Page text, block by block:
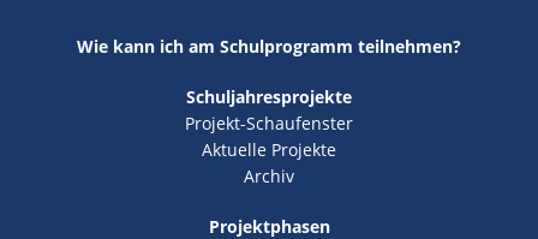
Wie kann ich am Schulprogramm teilnehmen?
Schuljahresprojekte
Projekt-Schaufenster
Aktuelle Projekte
Archiv
Projektphasen